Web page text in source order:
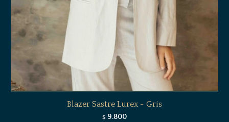
Blazer Sastre Lurex - Gris
$ 9.800